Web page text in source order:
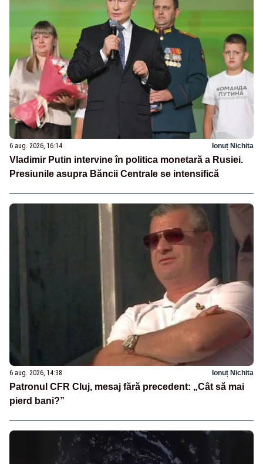
6 aug. 2026, 16:14 Ionuț Nichita
Vladimir Putin intervine în politica monetară a Rusiei.
Presiunile asupra Băncii Centrale se intensifică
6 aug. 2026, 14:38 Ionuț Nichita
Patronul CFR Cluj, mesaj fără precedent: „Cât să mai
pierd bani?”